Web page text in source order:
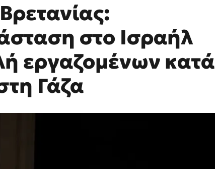
στο Ισραήλ
εργαζομένων κατά
Γάζα